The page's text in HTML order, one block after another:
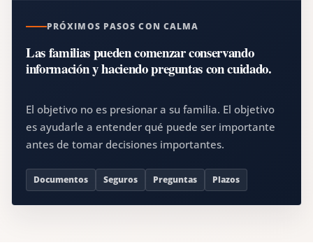
PRÓXIMOS PASOS CON CALMA
Las familias pueden comenzar conservando
información y haciendo preguntas con cuidado.
El objetivo no es presionar a su familia. El objetivo
es ayudarle a entender qué puede ser importante
antes de tomar decisiones importantes.
Documentos Seguros Preguntas Plazos